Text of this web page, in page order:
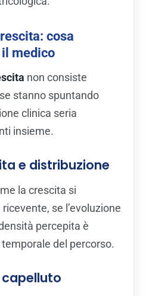
cosa
medico
non consiste
stanno spuntando
clinica seria
insieme.
e distribuzione
la crescita si
se l’evoluzione
percepita è
del percorso.